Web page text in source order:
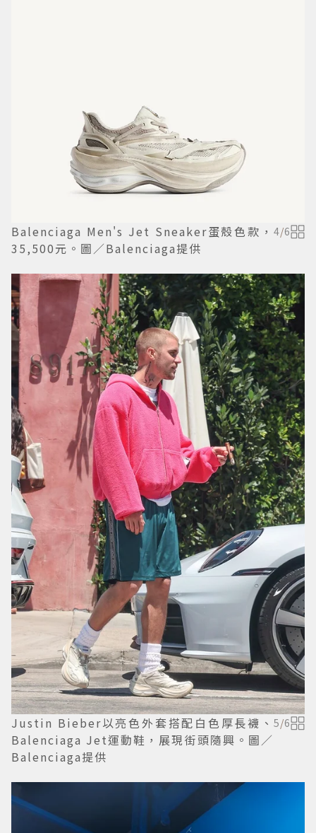
Balenciaga Men's Jet Sneaker蛋殼色款，
35,500元。圖／Balenciaga提供
4/6
Justin Bieber以亮色外套搭配白色厚長襪、
Balenciaga Jet運動鞋，展現街頭隨興。圖／
Balenciaga提供
5/6